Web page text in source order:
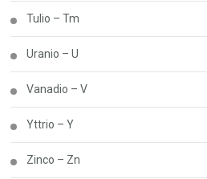
Tulio – Tm
Uranio – U
Vanadio – V
Yttrio – Y
Zinco – Zn